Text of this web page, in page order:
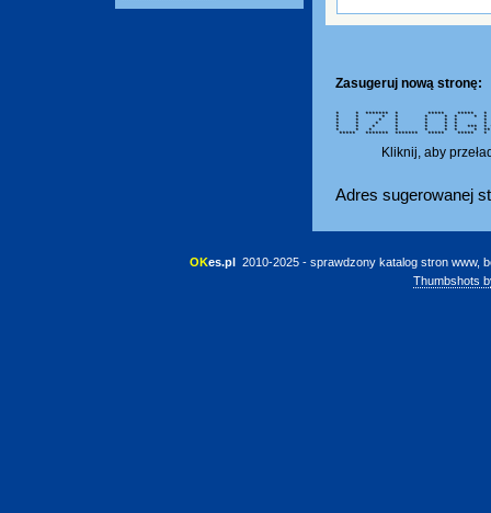
Zasugeruj nową stronę:
* * ******* * *****
* * * * * * *
* * * * * * *
* * * * * * *
* * * * * * * ***
* * * * * * * *
***** ******* ******* *****
Kliknij, aby
Adres sugerowanej
OKes.pl 2010-2025 - sprawdzony katalog stron www,
Thumbshots